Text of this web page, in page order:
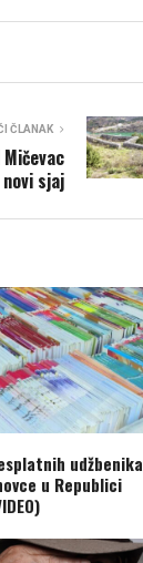
ČLANAK
sjaj
udžbenika
u Republici